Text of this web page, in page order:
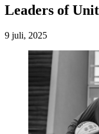
Leaders of
9 juli, 2025